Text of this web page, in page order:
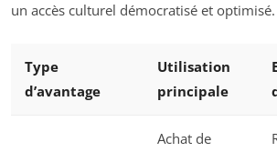
un accès culturel démocratisé et optimisé.
Type
d’avantage
Utilisation
principale
Achat de